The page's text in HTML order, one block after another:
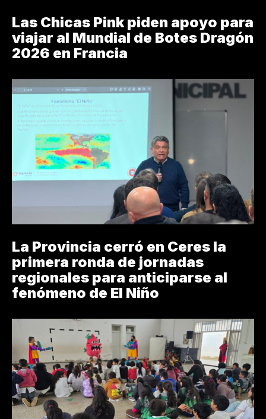
Las Chicas Pink piden apoyo para
viajar al Mundial de Botes Dragón
2026 en Francia
La Provincia cerró en Ceres la
primera ronda de jornadas
regionales para anticiparse al
fenómeno de El Niño